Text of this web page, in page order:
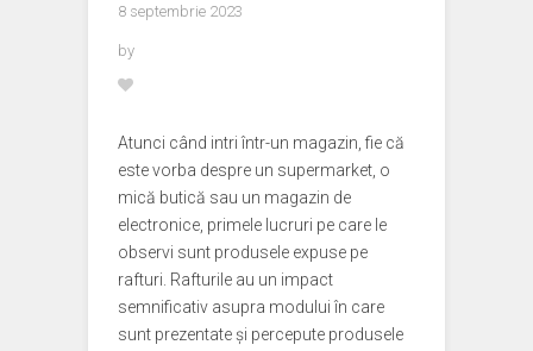
8 septembrie 2023
by
Atunci când intri într-un magazin, fie că
este vorba despre un supermarket, o
mică butică sau un magazin de
electronice, primele lucruri pe care le
observi sunt produsele expuse pe
rafturi. Rafturile au un impact
semnificativ asupra modului în care
sunt prezentate și percepute produsele